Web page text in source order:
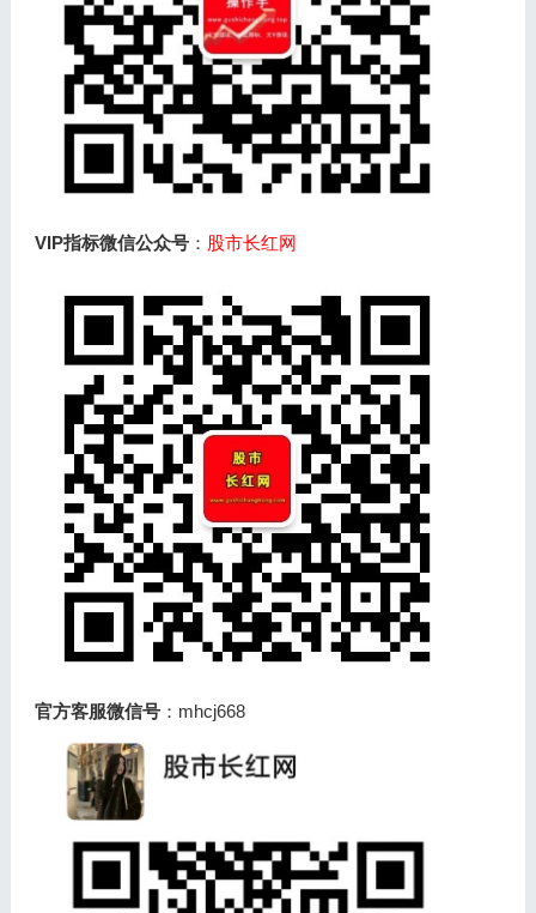
VIP指标微信公众号： 股市长红网
官方客服微信号：mhcj668